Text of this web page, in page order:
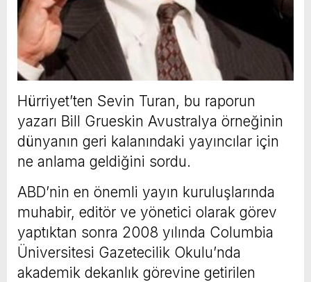
Hürriyet’ten Sevin Turan, bu raporun
yazarı Bill Grueskin Avustralya örneğinin
dünyanın geri kalanındaki yayıncılar için
ne anlama geldiğini sordu.
ABD’nin en önemli yayın kuruluşlarında
muhabir, editör ve yönetici olarak görev
yaptıktan sonra 2008 yılında Columbia
Üniversitesi Gazetecilik Okulu’nda
akademik dekanlık görevine getirilen